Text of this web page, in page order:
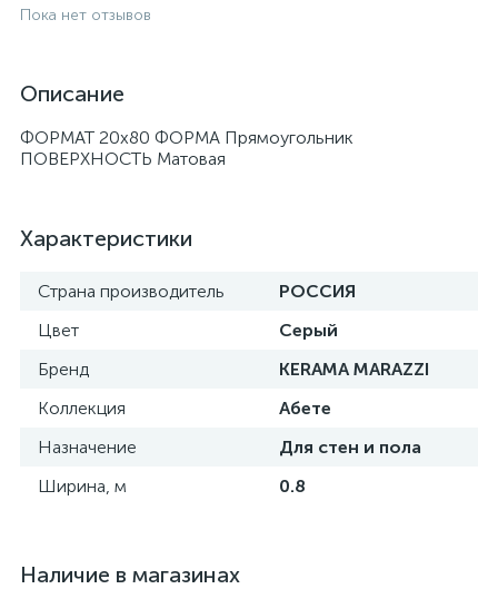
Пока нет отзывов
Описание
ФОРМАТ 20х80 ФОРМА Прямоугольник
ПОВЕРХНОСТЬ Матовая
Характеристики
Страна производитель
РОССИЯ
Цвет
Серый
Бренд
KERAMA MARAZZI
Коллекция
Абете
Назначение
Для стен и пола
Ширина, м
0.8
Наличие в магазинах